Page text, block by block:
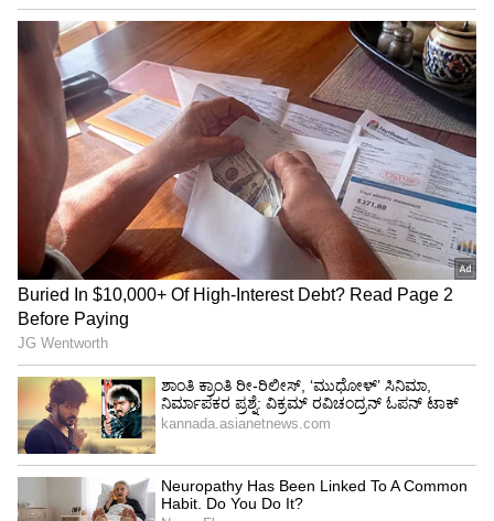
ಕಂಪನಿಗಳ ಪಾತ್ರವಿದೆ. ಇಎಸ್ಎಯ 13 ಸದಸ್ಯ ರಾಷ್ಟ್ರಗಳು
ಪ್ರೋಬಾ-3ಗೆ ಬೆಂಬಲ, ನೆರವು ನೀಡಿವೆ.
ನೆರಳು ಸೃಷ್ಟಿಸಿ ಅಧ್ಯಯನಕ್ಕೆ 2 ಉಪಗ್ರಹ